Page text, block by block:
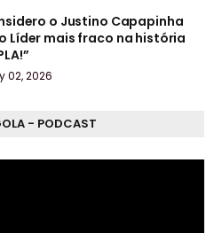
o Justino Capapinha
Líder mais fraco na história
02, 2026
- PODCAST